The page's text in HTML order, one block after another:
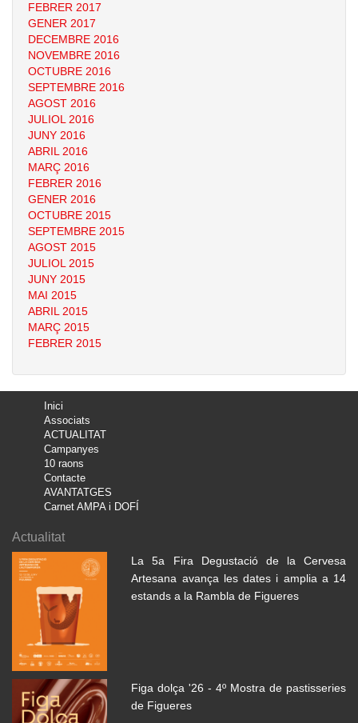
FEBRER 2017
GENER 2017
DECEMBRE 2016
NOVEMBRE 2016
OCTUBRE 2016
SEPTEMBRE 2016
AGOST 2016
JULIOL 2016
JUNY 2016
ABRIL 2016
MARÇ 2016
FEBRER 2016
GENER 2016
OCTUBRE 2015
SEPTEMBRE 2015
AGOST 2015
JULIOL 2015
JUNY 2015
MAI 2015
ABRIL 2015
MARÇ 2015
FEBRER 2015
Inici
Associats
ACTUALITAT
Campanyes
10 raons
Contacte
AVANTATGES
Carnet AMPA i DOFÍ
Actualitat
La 5a Fira Degustació de la Cervesa
Artesana avança les dates i amplia a 14
estands a la Rambla de Figueres
Figa dolça '26 - 4º Mostra de pastisseries
de Figueres